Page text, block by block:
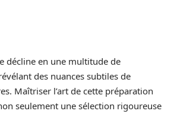
décline en une multitude de
des nuances subtiles de
Maîtriser l’art de cette préparation
seulement une sélection rigoureuse